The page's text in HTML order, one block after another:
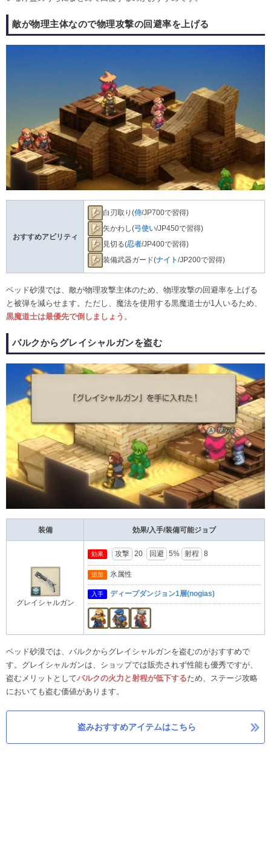
敵が物理主体なので物理攻撃の回避率を上げる
おすすめアビリティ
白刃取り(侍/JP700で習得)
矢かわし(弓使い/JP450で習得)
見切る(忍者/JP400で習得)
装備武器ガード(ナイト/JP200で習得)
ベッド砂漠では、敵が物理攻撃主体のため、物理攻撃の回避率を上げる
と被弾を減らせます。ただし、魔法を使用する黒魔道士が1人いるため、
黒魔道士は最優先で倒しましょう 。
バルクからグレイシャルガンを盗む
装備 効果/入手/装備可能ジョブ
グレイシャルガン
効果 攻撃 20 回避 5% 射程 8
追加 氷属性
入手 ディープダンジョン1層(nogias)
ベッド砂漠では、バルクからグレイシャルガンを盗むのがおすすめで
す。グレイシャルガンは、ショップでは販売されず性能も優秀ですが、
盗むメリットとしてバルクの火力と射程が低下するため、ステージ攻略
においても盗む価値があります。
盗みおすすめアイテムはこちら